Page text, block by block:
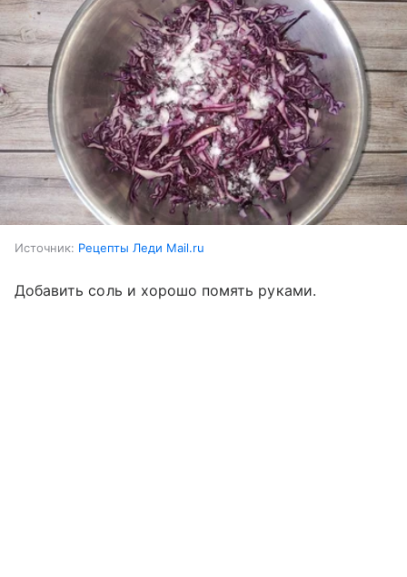
Источник: Рецепты Леди Mail.ru
Добавить соль и хорошо помять руками.